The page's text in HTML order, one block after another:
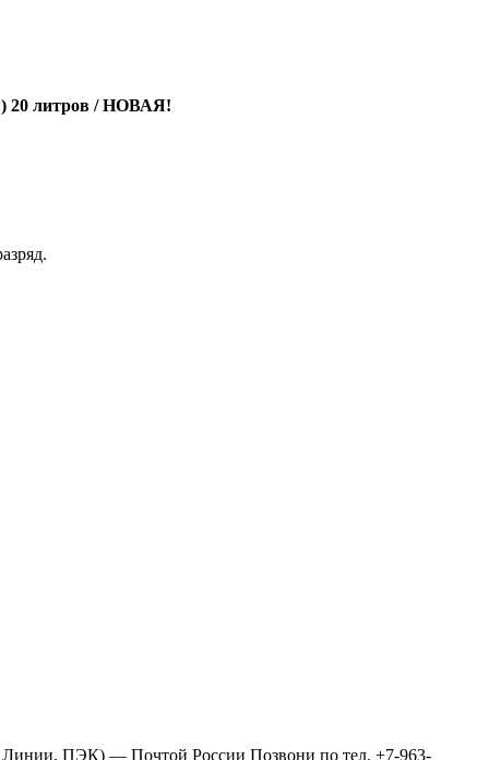
20 литров / НОВАЯ!
ПЭК) — Почтой России Позвони по тел. +7-963-